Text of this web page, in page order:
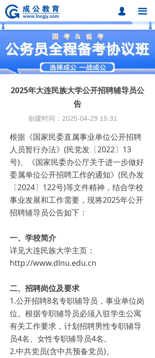
끀
首页
课程中心
题库中心
网校课程
成公合作
联系我们
招考动态
在线报名
넙
2025年大连民族大学公开招聘辅导员公
告
根据《国家民委直属事业单位公开招聘
人员暂行办法》(民党发〔2022〕13
号)、《国家民委办公厅关于进一步做好
委属单位公开招聘工作的通知》(民办发
〔2024〕122号)等文件精神，结合学校
事业发展和工作需要，现将2025年公开
招聘辅导员公告如下：
一、学校简介
详见大连民族大学主页：
http://www.dlnu.edu.cn
二、招聘岗位及要求
1.公开招聘8名专职辅导员，事业单位岗
位。根据专职辅导员必须入驻学生公寓
有关工作要求，计划招聘男性专职辅导
员4名、女性专职辅导员4名。
2.中共党员(含中共预备党员)。
创建时间： 2025-04-29 15:31